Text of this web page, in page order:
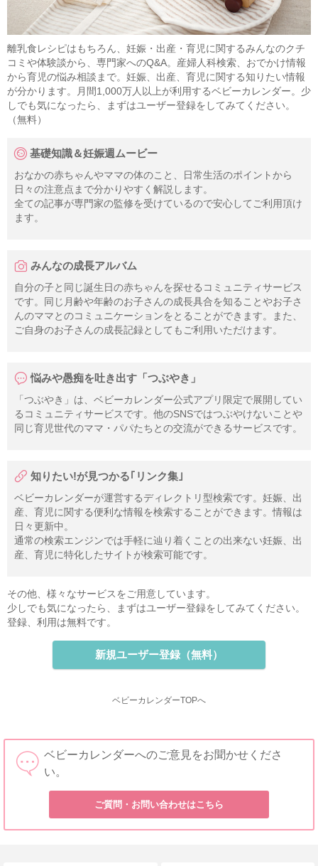
離乳食レシピはもちろん、妊娠・出産・育児に関するみんなのクチ
コミや体験談から、専門家へのQ&A。産婦人科検索、おでかけ情報
から育児の悩み相談まで。妊娠、出産、育児に関する知りたい情報
が分かります。月間1,000万人以上が利用するベビーカレンダー。少
しでも気になったら、まずはユーザー登録をしてみてください。
（無料）
基礎知識＆妊娠週ムービー
おなかの赤ちゃんやママの体のこと、日常生活のポイントから
日々の注意点まで分かりやすく解説します。
全ての記事が専門家の監修を受けているので安心してご利用頂け
ます。
みんなの成長アルバム
自分の子と同じ誕生日の赤ちゃんを探せるコミュニティサービス
です。同じ月齢や年齢のお子さんの成長具合を知ることやお子さ
んのママとのコミュニケーションをとることができます。また、
ご自身のお子さんの成長記録としてもご利用いただけます。
悩みや愚痴を吐き出す「つぶやき」
「つぶやき」は、ベビーカレンダー公式アプリ限定で展開してい
るコミュニティサービスです。他のSNSではつぶやけないことや
同じ育児世代のママ・パパたちとの交流ができるサービスです。
知りたい!が見つかる｢リンク集｣
ベビーカレンダーが運営するディレクトリ型検索です。妊娠、出
産、育児に関する便利な情報を検索することができます。情報は
日々更新中。
通常の検索エンジンでは手軽に辿り着くことの出来ない妊娠、出
産、育児に特化したサイトが検索可能です。
その他、様々なサービスをご用意しています。
少しでも気になったら、まずはユーザー登録をしてみてください。
登録、利用は無料です。
新規ユーザー登録（無料）
ベビーカレンダーTOPへ
ベビーカレンダーへのご意見をお聞かせくださ
い。
ご質問・お問い合わせはこちら